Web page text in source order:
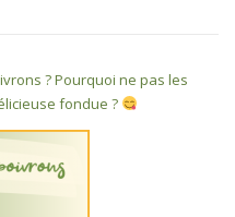
? Pourquoi ne pas les
fondue ?